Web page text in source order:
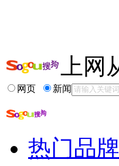
相关推荐
人大代表醉驾事件
人大代表接待选民记录
县人大代表先进事迹
村人大代表述职报告
优秀人大代表事迹材料
上
网页 新闻
热门品牌